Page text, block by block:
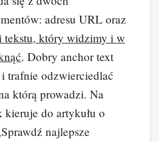
adresu URL oraz
tekstu, który widzimy i w
. Dobry anchor text
trafnie odzwierciedlać
którą prowadzi. Na
do artykułu o
najlepsze